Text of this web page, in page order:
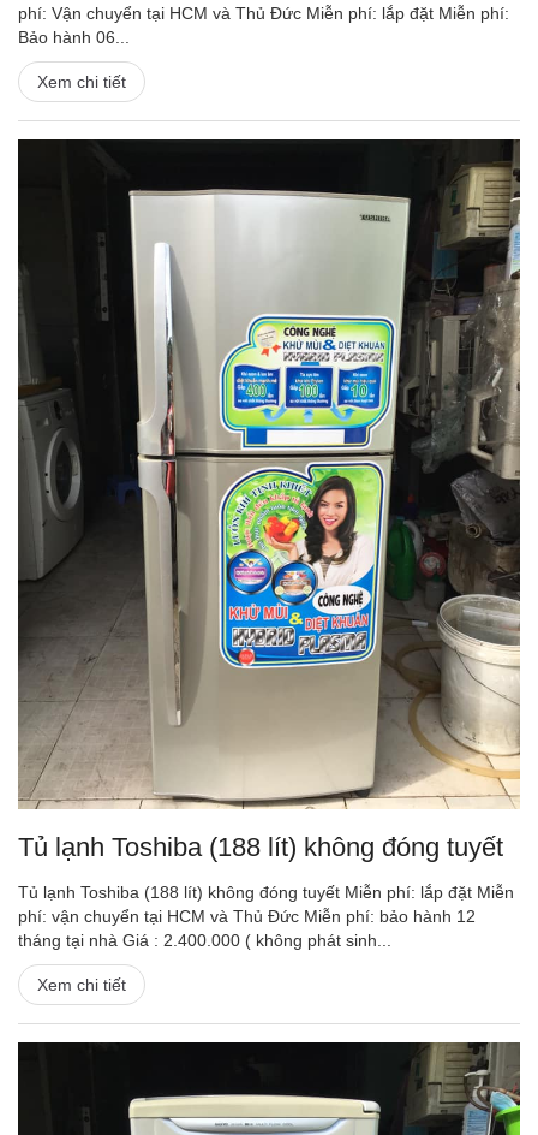
phí: Vận chuyển tại HCM và Thủ Đức Miễn phí: lắp đặt Miễn phí:
Bảo hành 06...
Xem chi tiết
Tủ lạnh Toshiba (188 lít) không đóng tuyết
Tủ lạnh Toshiba (188 lít) không đóng tuyết Miễn phí: lắp đặt Miễn
phí: vận chuyển tại HCM và Thủ Đức Miễn phí: bảo hành 12
tháng tại nhà Giá : 2.400.000 ( không phát sinh...
Xem chi tiết